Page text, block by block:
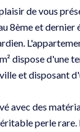
de vous
8ème et dernier
dispose d'une
et disposant
avec des
perle rare.